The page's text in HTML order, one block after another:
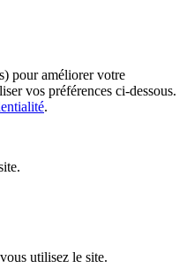
pour améliorer votre
vos préférences ci-dessous.
.
utilisez le site.